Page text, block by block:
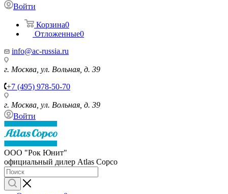
Войти
Корзина0
Отложенные0
info@ac-russia.ru
г. Москва, ул. Вольная, д. 39
+7 (495) 978-50-70
г. Москва, ул. Вольная, д. 39
Войти
ООО "Рок Юнит"
официальный дилер Atlas Copco